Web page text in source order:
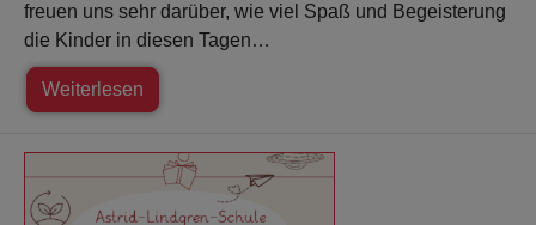
freuen uns sehr darüber, wie viel Spaß und Begeisterung
die Kinder in diesen Tagen…
Weiterlesen